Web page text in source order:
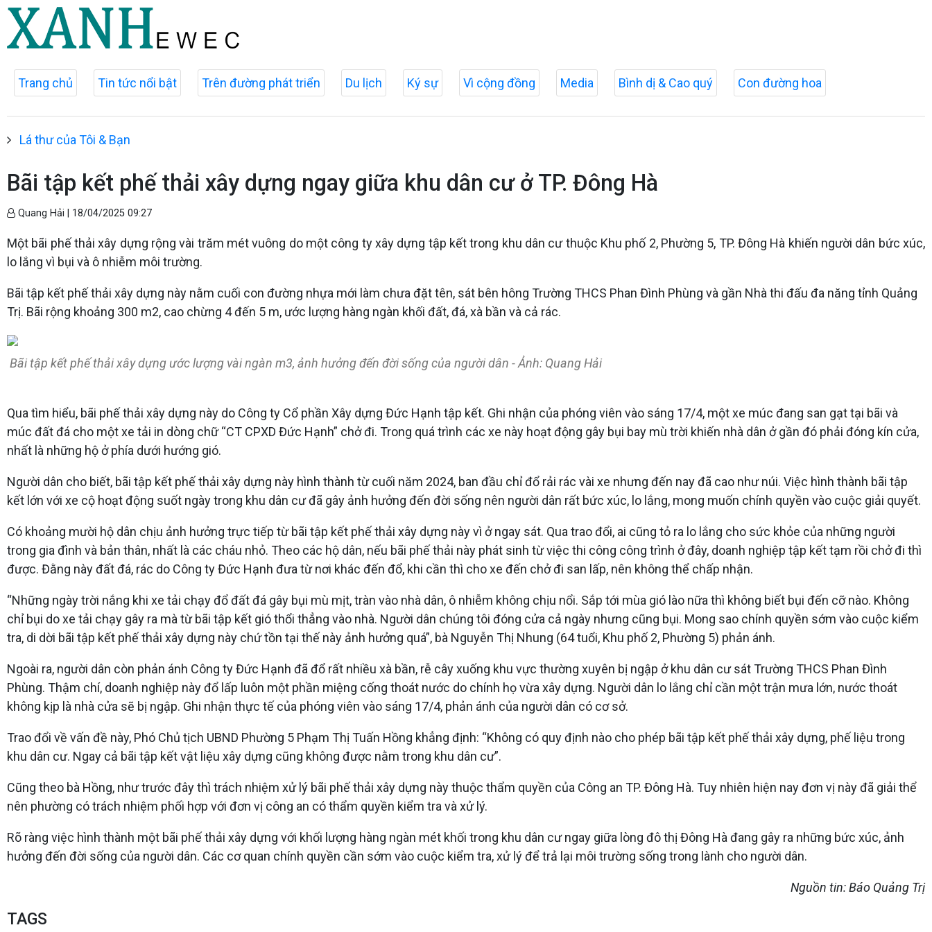
Trang chủ Tin tức nổi bật Trên đường phát triển Du lịch Ký sự Vì cộng đồng Media Bình dị & Cao quý Con đường hoa
Lá thư của Tôi & Bạn
Bãi tập kết phế thải xây dựng ngay giữa khu dân cư ở TP. Đông Hà
Quang Hải | 18/04/2025 09:27
Một bãi phế thải xây dựng rộng vài trăm mét vuông do một công ty xây dựng tập kết trong khu dân cư thuộc Khu phố 2, Phường 5, TP. Đông Hà khiến người dân bức xúc,
lo lắng vì bụi và ô nhiễm môi trường.
Bãi tập kết phế thải xây dựng này nằm cuối con đường nhựa mới làm chưa đặt tên, sát bên hông Trường THCS Phan Đình Phùng và gần Nhà thi đấu đa năng tỉnh Quảng
Trị. Bãi rộng khoảng 300 m2, cao chừng 4 đến 5 m, ước lượng hàng ngàn khối đất, đá, xà bần và cả rác.
Bãi tập kết phế thải xây dựng ước lượng vài ngàn m3, ảnh hưởng đến đời sống của người dân - Ảnh: Quang Hải
Qua tìm hiểu, bãi phế thải xây dựng này do Công ty Cổ phần Xây dựng Đức Hạnh tập kết. Ghi nhận của phóng viên vào sáng 17/4, một xe múc đang san gạt tại bãi và
múc đất đá cho một xe tải in dòng chữ “CT CPXD Đức Hạnh” chở đi. Trong quá trình các xe này hoạt động gây bụi bay mù trời khiến nhà dân ở gần đó phải đóng kín cửa,
nhất là những hộ ở phía dưới hướng gió.
Người dân cho biết, bãi tập kết phế thải xây dựng này hình thành từ cuối năm 2024, ban đầu chỉ đổ rải rác vài xe nhưng đến nay đã cao như núi. Việc hình thành bãi tập
kết lớn với xe cộ hoạt động suốt ngày trong khu dân cư đã gây ảnh hưởng đến đời sống nên người dân rất bức xúc, lo lắng, mong muốn chính quyền vào cuộc giải quyết.
Có khoảng mười hộ dân chịu ảnh hưởng trực tiếp từ bãi tập kết phế thải xây dựng này vì ở ngay sát. Qua trao đổi, ai cũng tỏ ra lo lắng cho sức khỏe của những người
trong gia đình và bản thân, nhất là các cháu nhỏ. Theo các hộ dân, nếu bãi phế thải này phát sinh từ việc thi công công trình ở đây, doanh nghiệp tập kết tạm rồi chở đi thì
được. Đằng này đất đá, rác do Công ty Đức Hạnh đưa từ nơi khác đến đổ, khi cần thì cho xe đến chở đi san lấp, nên không thể chấp nhận.
“Những ngày trời nắng khi xe tải chạy đổ đất đá gây bụi mù mịt, tràn vào nhà dân, ô nhiễm không chịu nổi. Sắp tới mùa gió lào nữa thì không biết bụi đến cỡ nào. Không
chỉ bụi do xe tải chạy gây ra mà từ bãi tập kết gió thổi thẳng vào nhà. Người dân chúng tôi đóng cửa cả ngày nhưng cũng bụi. Mong sao chính quyền sớm vào cuộc kiểm
tra, di dời bãi tập kết phế thải xây dựng này chứ tồn tại thế này ảnh hưởng quá”, bà Nguyễn Thị Nhung (64 tuổi, Khu phố 2, Phường 5) phản ánh.
Ngoài ra, người dân còn phản ánh Công ty Đức Hạnh đã đổ rất nhiều xà bần, rễ cây xuống khu vực thường xuyên bị ngập ở khu dân cư sát Trường THCS Phan Đình
Phùng. Thậm chí, doanh nghiệp này đổ lấp luôn một phần miệng cống thoát nước do chính họ vừa xây dựng. Người dân lo lắng chỉ cần một trận mưa lớn, nước thoát
không kịp là nhà cửa sẽ bị ngập. Ghi nhận thực tế của phóng viên vào sáng 17/4, phản ánh của người dân có cơ sở.
Trao đổi về vấn đề này, Phó Chủ tịch UBND Phường 5 Phạm Thị Tuấn Hồng khẳng định: “Không có quy định nào cho phép bãi tập kết phế thải xây dựng, phế liệu trong
khu dân cư. Ngay cả bãi tập kết vật liệu xây dựng cũng không được nằm trong khu dân cư”.
Cũng theo bà Hồng, như trước đây thì trách nhiệm xử lý bãi phế thải xây dựng này thuộc thẩm quyền của Công an TP. Đông Hà. Tuy nhiên hiện nay đơn vị này đã giải thể
nên phường có trách nhiệm phối hợp với đơn vị công an có thẩm quyền kiểm tra và xử lý.
Rõ ràng việc hình thành một bãi phế thải xây dựng với khối lượng hàng ngàn mét khối trong khu dân cư ngay giữa lòng đô thị Đông Hà đang gây ra những bức xúc, ảnh
hưởng đến đời sống của người dân. Các cơ quan chính quyền cần sớm vào cuộc kiểm tra, xử lý để trả lại môi trường sống trong lành cho người dân.
Nguồn tin: Báo Quảng Trị
TAGS